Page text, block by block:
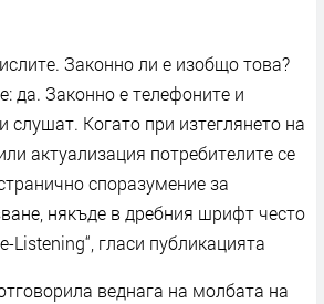
Законно ли е изобщо това?
да. Законно е телефоните и
слушат. Когато при изтеглянето на
актуализация потребителите се
споразумение за
някъде в дребния шрифт често
Listening“, гласи публикацията
веднага на молбата на